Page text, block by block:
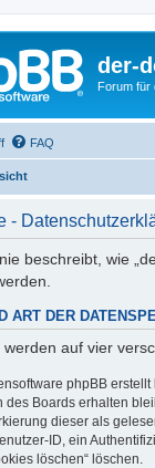
der-
Forum für
FAQ
-
beschreibt, wie
ART DER
werden auf vier
phpBB
des Boards erhalten
dieser als
ID, ein
löschen“ löschen.